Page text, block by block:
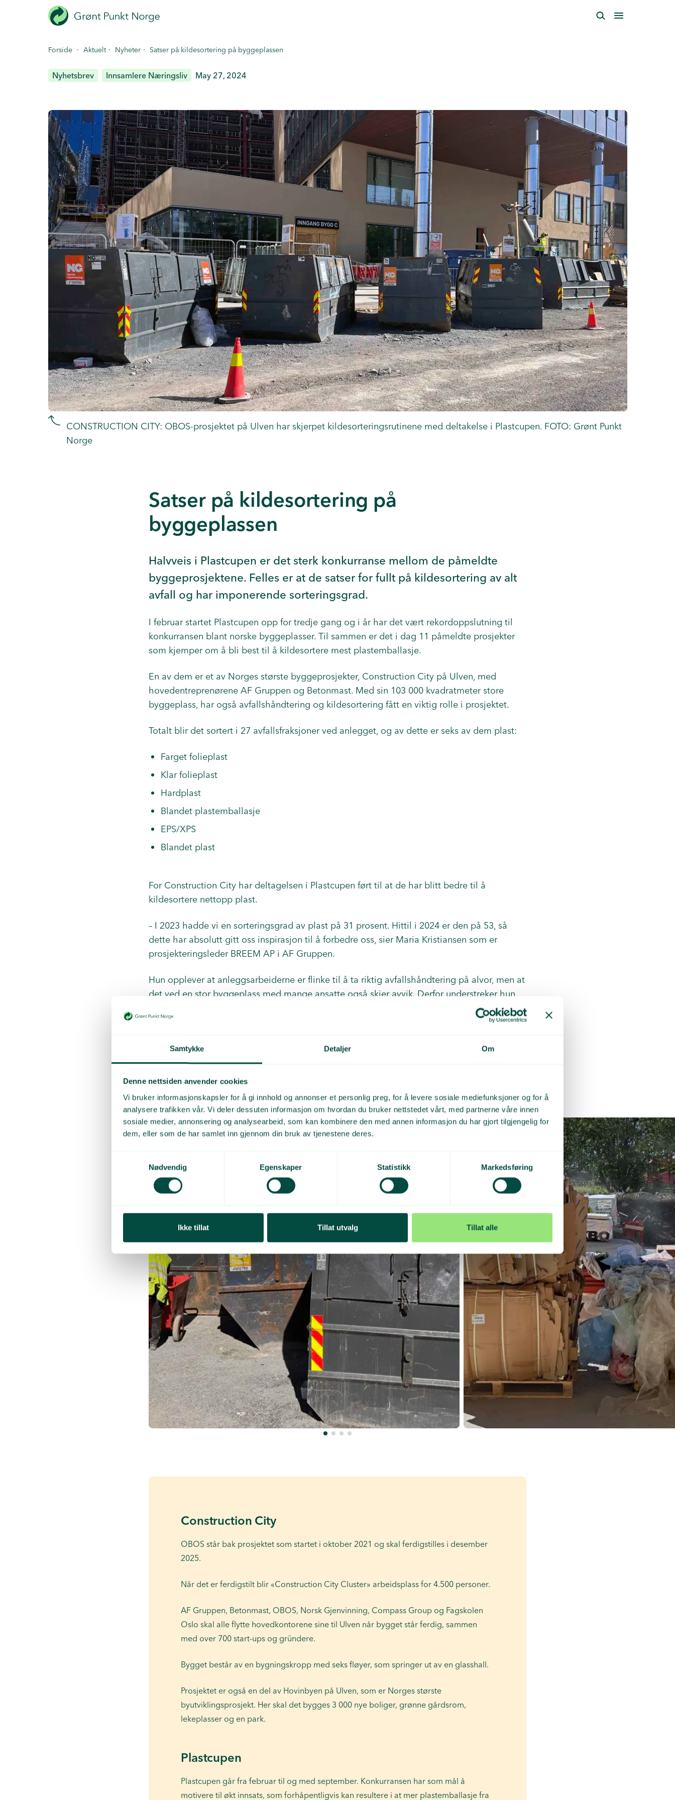
Samtykke Detaljer Om
Denne nettsiden anvender cookies
Vi bruker informasjonskapsler for å gi innhold og annonser et personlig preg, for å levere sosiale mediefunksjoner og for å
analysere trafikken vår. Vi deler dessuten informasjon om hvordan du bruker nettstedet vårt, med partnerne våre innen
sosiale medier, annonsering og analysearbeid, som kan kombinere den med annen informasjon du har gjort tilgjengelig for
dem, eller som de har samlet inn gjennom din bruk av tjenestene deres.
Nødvendig
Egenskaper Statistikk Markedsføring
Ikke tillat Tillat utvalg Tillat alle
Forside · Aktuelt · Nyheter · Satser på kildesortering på byggeplassen
Nyhetsbrev Innsamlere Næringsliv May 27, 2024
CONSTRUCTION CITY: OBOS-prosjektet på Ulven har skjerpet kildesorteringsrutinene med deltakelse i Plastcupen. FOTO: Grønt Punkt
Norge
Satser på kildesortering på
byggeplassen
Halvveis i Plastcupen er det sterk konkurranse mellom de påmeldte
byggeprosjektene. Felles er at de satser for fullt på kildesortering av alt
avfall og har imponerende sorteringsgrad.
I februar startet Plastcupen opp for tredje gang og i år har det vært rekordoppslutning til
konkurransen blant norske byggeplasser. Til sammen er det i dag 11 påmeldte prosjekter
som kjemper om å bli best til å kildesortere mest plastemballasje.
En av dem er et av Norges største byggeprosjekter, Construction City på Ulven, med
hovedentreprenørene AF Gruppen og Betonmast. Med sin 103 000 kvadratmeter store
byggeplass, har også avfallshåndtering og kildesortering fått en viktig rolle i prosjektet.
Totalt blir det sortert i 27 avfallsfraksjoner ved anlegget, og av dette er seks av dem plast:
Farget folieplast
Klar folieplast
Hardplast
Blandet plastemballasje
EPS/XPS
Blandet plast
For Construction City har deltagelsen i Plastcupen ført til at de har blitt bedre til å
kildesortere nettopp plast.
– I 2023 hadde vi en sorteringsgrad av plast på 31 prosent. Hittil i 2024 er den på 53, så
dette har absolutt gitt oss inspirasjon til å forbedre oss, sier Maria Kristiansen som er
prosjekteringsleder BREEM AP i AF Gruppen.
Hun opplever at anleggsarbeiderne er flinke til å ta riktig avfallshåndtering på alvor, men at
det ved en stor byggeplass med mange ansatte også skjer avvik. Derfor understreker hun
Av tiltak som har gitt resultater er en egen fraksjon for stillaspresenninger. I tillegg har det
blitt brukt en komprimator for å håndtere både papp og folie.
Construction City
OBOS står bak prosjektet som startet i oktober 2021 og skal ferdigstilles i desember
2025.
Når det er ferdigstilt blir «Construction City Cluster» arbeidsplass for 4.500 personer.
AF Gruppen, Betonmast, OBOS, Norsk Gjenvinning, Compass Group og Fagskolen
Oslo skal alle flytte hovedkontorene sine til Ulven når bygget står ferdig, sammen
med over 700 start-ups og gründere.
Bygget består av en bygningskropp med seks fløyer, som springer ut av en glasshall.
Prosjektet er også en del av Hovinbyen på Ulven, som er Norges største
byutviklingsprosjekt. Her skal det bygges 3 000 nye boliger, grønne gårdsrom,
lekeplasser og en park.
Plastcupen
Plastcupen går fra februar til og med september. Konkurransen har som mål å
motivere til økt innsats, som forhåpentligvis kan resultere i at mer plastemballasje fra